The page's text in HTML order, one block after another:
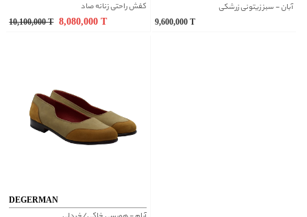
کفش راحتی زنانه صاد
10,100,000 T 8,080,000
آبان - سبز زیتونی زرشکی
9,600,000
DEGERMAN